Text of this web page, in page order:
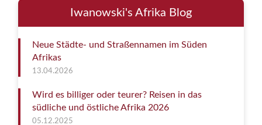
Iwanowski's Afrika Blog
Neue Städte- und Straßennamen im Süden
Afrikas
13.04.2026
Wird es billiger oder teurer? Reisen in das
südliche und östliche Afrika 2026
05.12.2025